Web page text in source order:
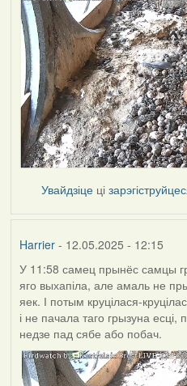
Увайдзіце ці
Harrier- 12.05.2025 - 12:15
У 11:58 самец прынёс самцы
яго выхапіла, але амаль не
яек. І потым круцілася-
і не пачала таго грызуна есці,
недзе пад сябе або побач.